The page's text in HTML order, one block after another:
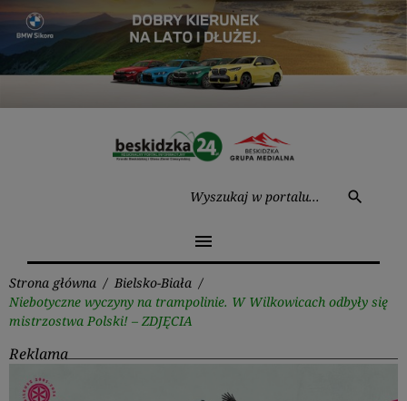
Przejdź
treści
search
menu
Strona główna / Bielsko-Biała /
Niebotyczne wyczyny na trampolinie. W Wilkowicach odbyły się
mistrzostwa Polski! – ZDJĘCIA
Reklama